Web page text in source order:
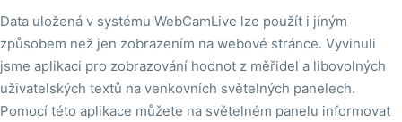
Data uložená v systému WebCamLive lze použít i jíným
způsobem než jen zobrazením na webové stránce. Vyvinuli
jsme aplikaci pro zobrazování hodnot z měřidel a libovolných
uživatelských textů na venkovních světelných panelech.
Pomocí této aplikace můžete na světelném panelu informovat